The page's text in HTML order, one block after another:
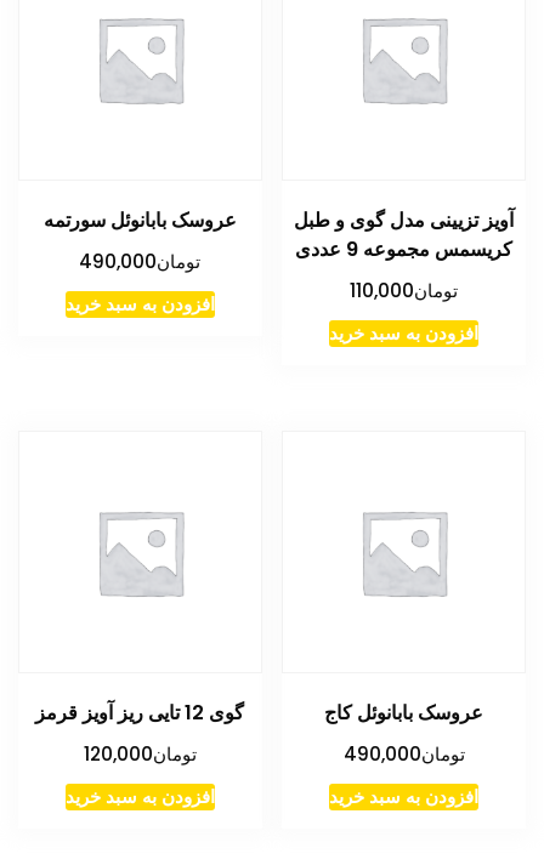
آویز تزیینی مدل گوی و طبل
کریسمس مجموعه 9 عددی
تومان110,000
افزودن به سبد خرید
عروسک بابانوئل سورتمه
تومان490,000
افزودن به سبد خرید
عروسک بابانوئل کاج
تومان490,000
افزودن به سبد خرید
گوی 12 تایی ریز آویز قرمز
تومان120,000
افزودن به سبد خرید